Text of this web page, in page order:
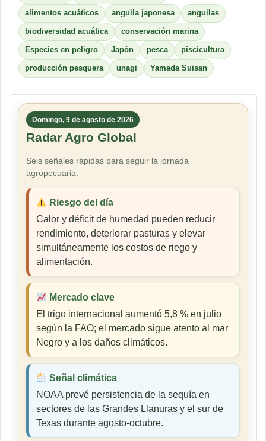
alimentos acuáticos anguila japonesa anguilas
biodiversidad acuática conservación marina
Especies en peligro Japón pesca piscicultura
producción pesquera unagi Yamada Suisan
Domingo, 9 de agosto de 2026
Radar Agro Global
Seis señales rápidas para seguir la jornada
agropecuaria.
Riesgo del día
Calor y déficit de humedad pueden reducir
rendimiento, deteriorar pasturas y elevar
simultáneamente los costos de riego y
alimentación.
Mercado clave
El trigo internacional aumentó 5,8 % en julio
según la FAO; el mercado sigue atento al mar
Negro y a los daños climáticos.
Señal climática
NOAA prevé persistencia de la sequía en
sectores de las Grandes Llanuras y el sur de
Texas durante agosto-octubre.